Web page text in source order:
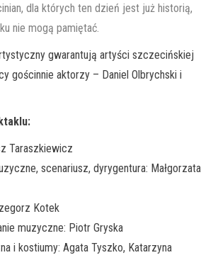
dla których ten dzień jest już historią,
nie mogą pamiętać.
gwarantują artyści szczecińskiej
gościnnie aktorzy – Daniel Olbrychski i
Taraszkiewicz
scenariusz, dyrygentura: Małgorzata
Kotek
muzyczne: Piotr Gryska
i kostiumy: Agata Tyszko, Katarzyna